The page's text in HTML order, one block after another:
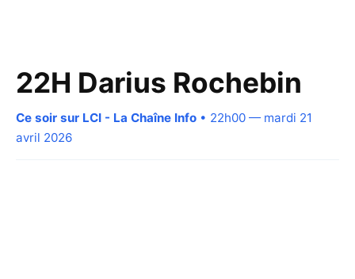
22H Darius Rochebin
Ce soir sur LCI - La Chaîne Info • 22h00 — mardi 21
avril 2026